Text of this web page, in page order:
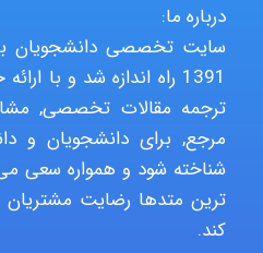
درباره ما:
سایت تخصصی دانشجویان
1391 راه اندازه شد و با
ترجمه مقالات تخصصی,
مرجع, برای دانشجویان و
شناخته شود و همواره سعی می
ترین متدها رضایت مشتریان
کند.